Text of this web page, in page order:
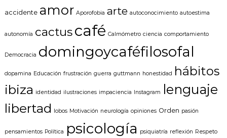
:accidente amor Aporofobia arte autoconocimiento autoestima
autonomía cactuscafé Calmómetro ciencia comportamiento
Democracia domingoycaféfilosofal
dopamina Educación frustración guerra guttmann honestidad hábitos
ibiza identidad ilustraciones impaciencia Instagram lenguaje
libertad lobos Motivación neurología opiniones Orden pasión
pensamientos Política psicología psiquiatría reflexión Respeto